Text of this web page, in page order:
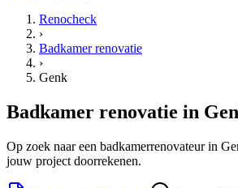
Renocheck
›
Badkamer renovatie
›
Genk
Badkamer renovatie in
Op zoek naareen badkamerrenovateurin
jouw project doorrekenen.